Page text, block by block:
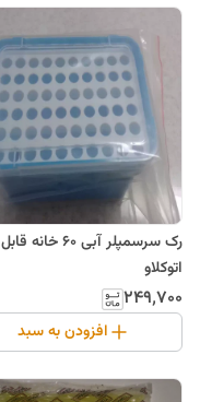
رک سرسمپلر آبی 60 خانه قابل
اتوکلاو
۲۴۹٬۷۰۰
افزودن به سبد